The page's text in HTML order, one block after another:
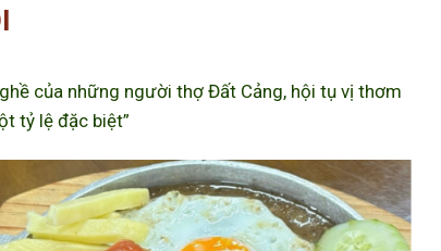
của những người thợ Đất Cảng, hội tụ vị thơm
tỷ lệ đặc biệt”